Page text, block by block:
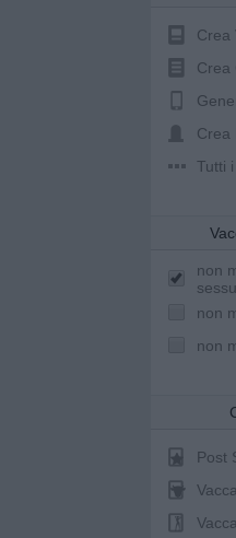
Crea
Crea
Crea
Tutti
non
non
non
Post